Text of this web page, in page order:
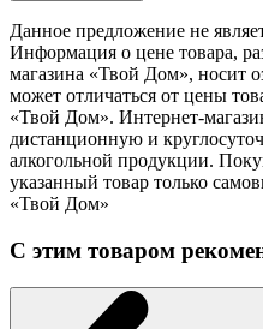
Данное предложение не
Информация о цене товара,
магазина «Твой Дом», носит
может отличаться от цены
«Твой Дом». Интернет-
дистанционную и
алкогольной продукции.
указанный товар только
«Твой Дом»
С этим товаром